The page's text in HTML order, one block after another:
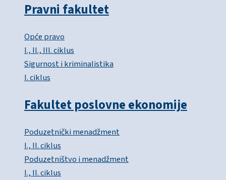
Pravni fakultet
Opće pravo
I., II., III. ciklus
Sigurnost i kriminalistika
I. ciklus
Fakultet poslovne ekonomije
Poduzetnički menadžment
I., II. ciklus
Poduzetništvo i menadžment
I., II. ciklus